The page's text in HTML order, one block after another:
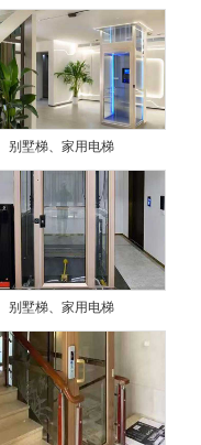
别墅梯、家用电梯
别墅梯、家用电梯